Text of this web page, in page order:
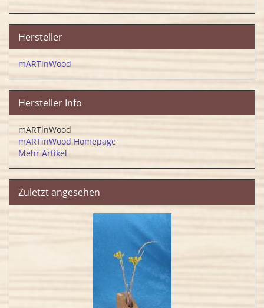
Hersteller
mARTinWood
Hersteller Info
mARTinWood
mARTinWood Homepage
Mehr Artikel
Zuletzt angesehen